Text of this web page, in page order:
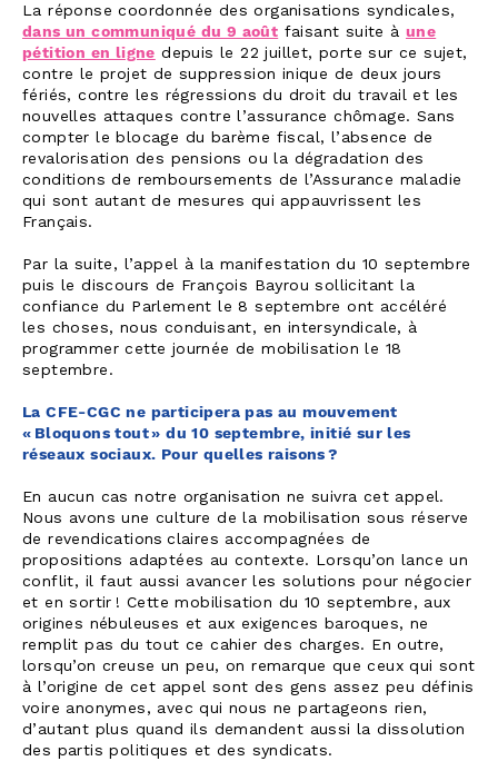
La réponse coordonnée des organisations syndicales,
dans un communiqué du 9 août faisant suite àune
pétition en ligne depuis le 22 juillet, porte sur ce sujet,
contre le projet de suppression inique de deux jours
fériés, contre les régressions du droit du travail et les
nouvelles attaques contre l’assurance chômage. Sans
compter le blocage du barème fiscal, l’absence de
revalorisation des pensions ou la dégradation des
conditions de remboursements de l’Assurance maladie
qui sont autant de mesures qui appauvrissent les
Français.
Par la suite, l’appel à la manifestation du 10 septembre
puis le discours de François Bayrou sollicitant la
confiance du Parlement le 8 septembre ont accéléré
les choses, nous conduisant, en intersyndicale, à
programmer cette journée de mobilisation le 18
septembre.
La CFE-CGC ne participera pas au mouvement
« Bloquons tout » du 10 septembre, initié sur les
réseaux sociaux. Pour quelles raisons ?
En aucun cas notre organisation ne suivra cet appel.
Nous avons une culture de la mobilisation sous réserve
de revendications claires accompagnées de
propositions adaptées au contexte. Lorsqu’on lance un
conflit, il faut aussi avancer les solutions pour négocier
et en sortir ! Cette mobilisation du 10 septembre, aux
origines nébuleuses et aux exigences baroques, ne
remplit pas du tout ce cahier des charges. En outre,
lorsqu’on creuse un peu, on remarque que ceux qui sont
à l’origine de cet appel sont des gens assez peu définis
voire anonymes, avec qui nous ne partageons rien,
d’autant plus quand ils demandent aussi la dissolution
des partis politiques et des syndicats.